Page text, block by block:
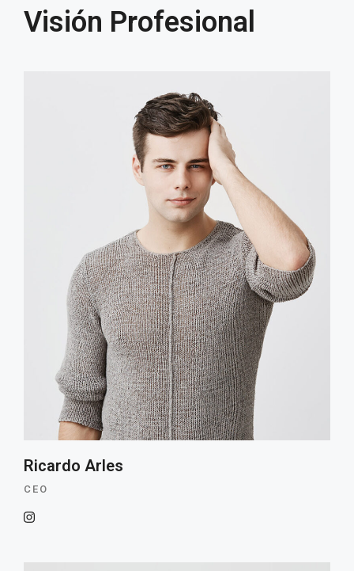
PORTAFOLIO
BLOG
NOSOTROS
Nuestros servicios
Contactame
CONTACTO
Visión Profesional
Ricardo Arles
CEO